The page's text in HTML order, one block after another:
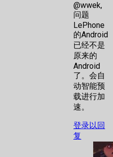
@wwek,
问题
LePhone
的Android
已经不是
原来的
Android
了。会自
动智能预
载进行加
速。
登录以回
复